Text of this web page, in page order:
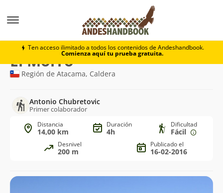
Ten acceso ilimitado a todos los contenidos de Andeshandbook.
Comienza aquí tu prueba gratuita.
El Morro
Ruta
de
El Morro
Región de Atacama, Caldera
Antonio Chubretovic
Primer colaborador
Distancia
14,00 km
Duración
4h
Dificultad
Fácil
Desnivel
200 m
Publicado el
16-02-2016